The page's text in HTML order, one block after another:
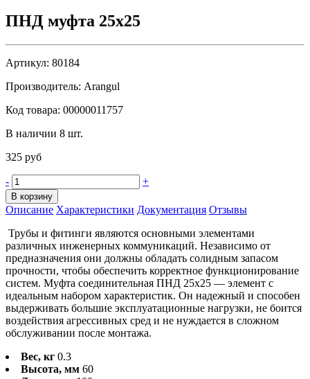
ПНД муфта 25х25
Артикул: 80184
Производитель: Arangul
Код товара: 00000011757
В наличии 8 шт.
325 руб
- +
В корзину
Описание Характеристики Документация Отзывы
Трубы и фитинги являются основными элементами
различных инженерных коммуникаций. Независимо от
предназначения они должны обладать солидным запасом
прочности, чтобы обеспечить корректное функционирование
систем. Муфта соединительная ПНД 25х25 — элемент с
идеальным набором характеристик. Он надежный и способен
выдерживать большие эксплуатационные нагрузки, не боится
воздействия агрессивных сред и не нуждается в сложном
обслуживании после монтажа.
Вес, кг 0.3
Высота, мм 60